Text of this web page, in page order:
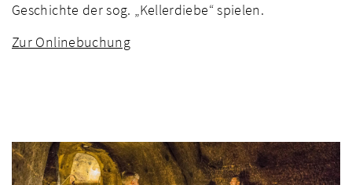
Geschichte der sog. „Kellerdiebe“ spielen.
Zur Onlinebuchung